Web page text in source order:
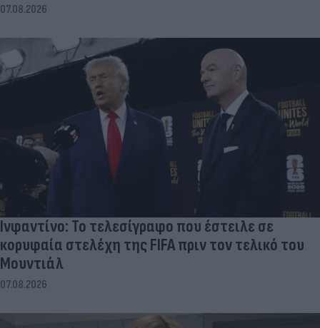
07.08.2026
Ινφαντίνο: Το τελεσίγραφο που έστειλε σε
κορυφαία στελέχη της FIFA πριν τον τελικό του
Μουντιάλ
07.08.2026